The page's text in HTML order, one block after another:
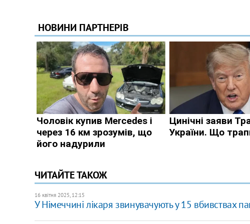
ЧИТАЙТЕ ТАКОЖ
16 квітня 2025, 12:15
У Німеччині лікаря звинувачують у 15 вбивствах